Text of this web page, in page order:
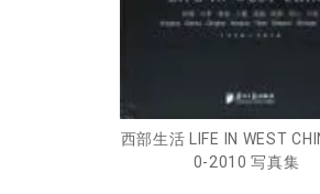
西部生活 LIFE IN WEST
0-2010 写真集